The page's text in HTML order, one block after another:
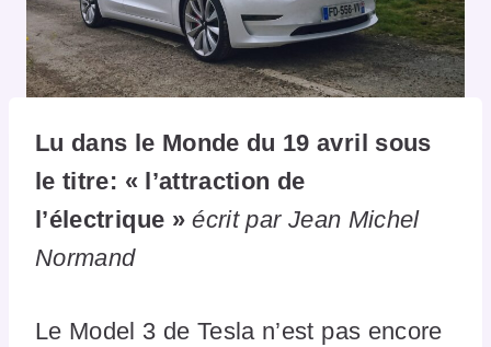
Lu dans le Monde du 19 avril sous
le titre: « l’attraction de
l’électrique »écrit par Jean Michel
Normand
Le Model 3 de Tesla n’est pas encore